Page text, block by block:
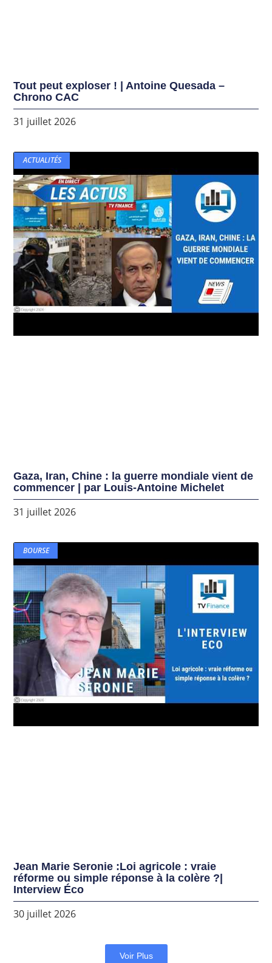
Tout peut exploser ! | Antoine Quesada –
Chrono CAC
31 juillet 2026
ACTUALITÉS
Gaza, Iran, Chine : la guerre mondiale vient de
commencer | par Louis-Antoine Michelet
31 juillet 2026
BOURSE
Jean Marie Seronie :Loi agricole : vraie
réforme ou simple réponse à la colère ?|
Interview Éco
30 juillet 2026
Voir Plus